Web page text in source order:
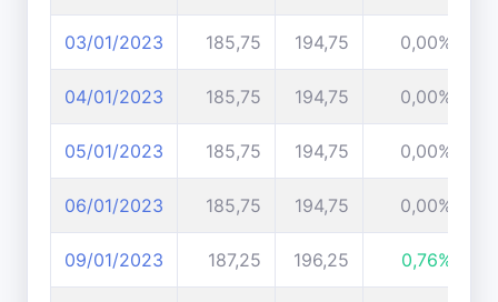
03/01/2023 185,75 194,75 0,00%
04/01/2023 185,75 194,75 0,00%
05/01/2023 185,75 194,75 0,00%
06/01/2023 185,75 194,75 0,00%
09/01/2023 187,25 196,25 0,76%